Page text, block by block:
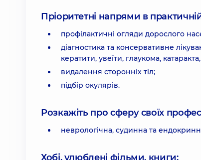
Пріоритетні напрями в
профілактичні огляди дорослого
діагностика та консервативне
кератити, увеїти, глаукома,
видалення сторонніх тіл;
підбір окулярів.
Розкажіть про сферу своїх
неврологічна, судинна та
Хобі, улюблені фільми, книги: